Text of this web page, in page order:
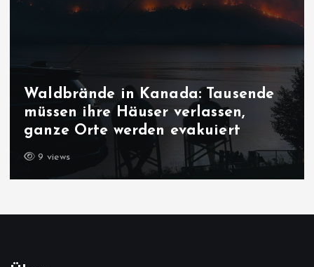
Waldbrände in Kanada: Tausende
müssen ihre Häuser verlassen,
ganze Orte werden evakuiert
9 views